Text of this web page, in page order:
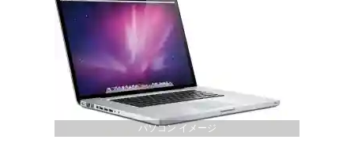
パソコン イメージ